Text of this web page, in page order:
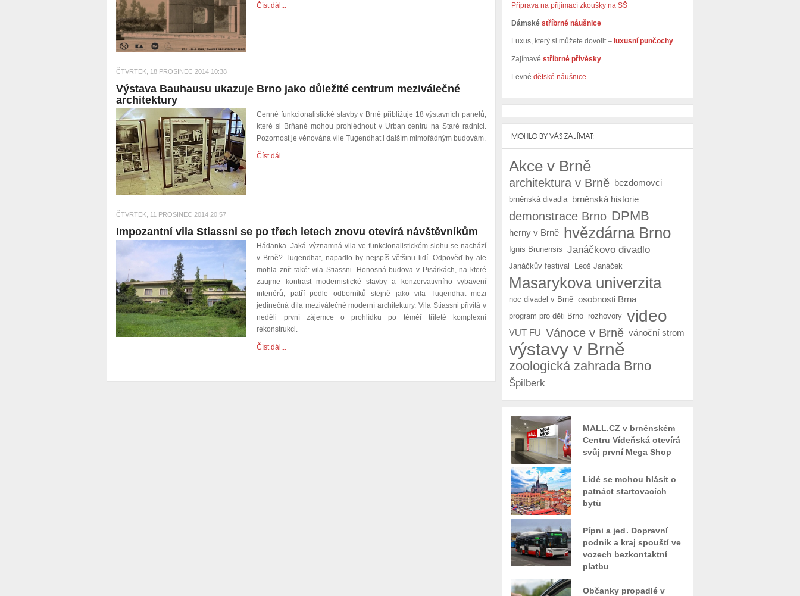
Číst dál...
ČTVRTEK, 18 PROSINEC 2014 10:38
Výstava Bauhausu ukazuje Brno jako důležité centrum meziválečné
architektury
Cenné funkcionalistické stavby v Brně přibližuje 18 výstavních panelů,
které si Brňané mohou prohlédnout v Urban centru na Staré radnici.
Pozornost je věnována vile Tugendhat i dalším mimořádným budovám.
Číst dál...
ČTVRTEK, 11 PROSINEC 2014 20:57
Impozantní vila Stiassni se po třech letech znovu otevírá návštěvníkům
Hádanka. Jaká významná vila ve funkcionalistickém slohu se nachází
v Brně? Tugendhat, napadlo by nejspíš většinu lidí. Odpověď by ale
mohla znít také: vila Stiassni. Honosná budova v Pisárkách, na které
zaujme kontrast modernistické stavby a konzervativního vybavení
interiérů, patří podle odborníků stejně jako vila Tugendhat mezi
jedinečná díla meziválečné moderní architektury. Vila Stiassni přivítá v
neděli první zájemce o prohlídku po téměř tříleté komplexní
rekonstrukci.
Číst dál...
Příprava na přijímací zkoušky na SŠ
Dámské stříbrné náušnice
Luxus, který si můžete dovolit – luxusní punčochy
Zajímavé stříbrné přívěsky
Levné dětské náušnice
MOHLO BY VÁS ZAJÍMAT:
Akce v Brně
architektura v Brně bezdomovci
brněnská divadla brněnská historie
demonstrace Brno DPMB
herny v Brně hvězdárna Brno
Ignis Brunensis Janáčkovo divadlo
Janáčkův festival Leoš Janáček
Masarykova univerzita
noc divadel v Brně osobnosti Brna
program pro děti Brno rozhovory video
VUT FU Vánoce v Brně vánoční strom
výstavy v Brně
zoologická zahrada Brno
Špilberk
MALL.CZ v brněnském
Centru Vídeňská otevírá
svůj první Mega Shop
Lidé se mohou hlásit o
patnáct startovacích
bytů
Pípni a jeď. Dopravní
podnik a kraj spouští ve
vozech bezkontaktní
platbu
Občanky propadlé v